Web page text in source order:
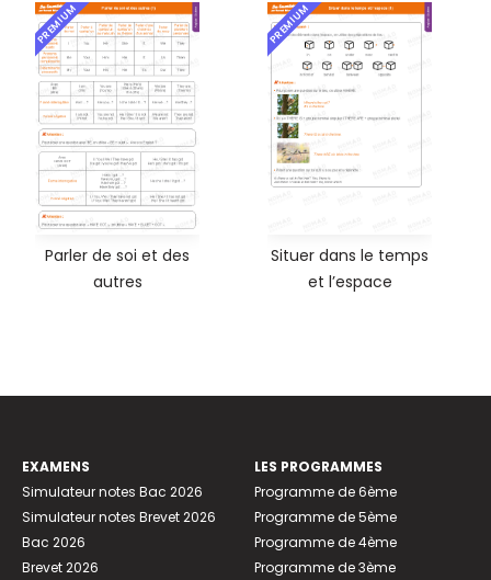
PREMIUM
Parler de soi et des
autres
PREMIUM
Situer dans le temps
et l’espace
EXAMENS
Simulateur notes Bac 2026
Simulateur notes Brevet 2026
Bac 2026
Brevet 2026
LES PROGRAMMES
Programme de 6ème
Programme de 5ème
Programme de 4ème
Programme de 3ème